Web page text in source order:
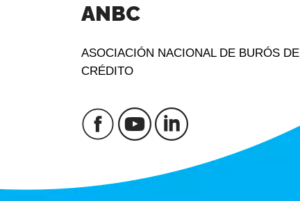
ANBC
ASOCIACIÓN NACIONAL DE BURÓS DE
CRÉDITO